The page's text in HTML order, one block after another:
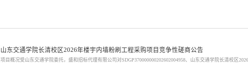
山东交通学院长清校区2026年楼宇内墙粉刷工程采购项目竞争性磋商公告
项目概况受山东交通学院委托，盛和招标代理有限公司对SDGP370000000202602004958、山东交通学院长清校区